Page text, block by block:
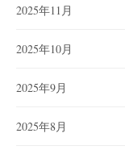
2025年11月
2025年10月
2025年9月
2025年8月